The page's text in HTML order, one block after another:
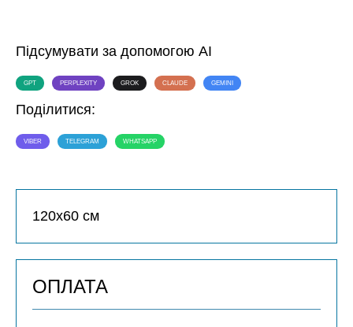
Підсумувати за допомогою AI
GPT PERPLEXITY GROK CLAUDE GEMINI
Поділитися:
VIBER TELEGRAM WHATSAPP
120х60 см
ОПЛАТА